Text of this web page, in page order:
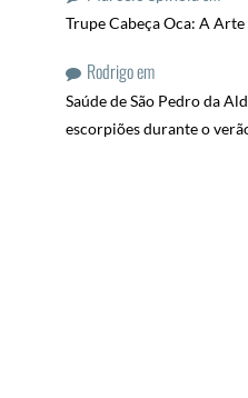
Trupe Cabeça Oca: A
Rodrigoem
Saúde de São Pedro da
escorpiões durante o